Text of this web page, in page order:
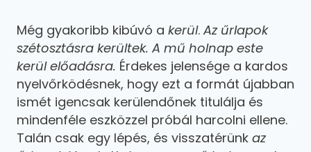
Még gyakoribb kibúvó a kerül. Az űrlapok
szétosztásra kerültek. A mű holnap este
kerül előadásra. Érdekes jelensége a kardos
nyelvőrködésnek, hogy ezt a formát újabban
ismét igencsak kerülendőnek titulálja és
mindenféle eszközzel próbál harcolni ellene.
Talán csak egy lépés, és visszatérünk az